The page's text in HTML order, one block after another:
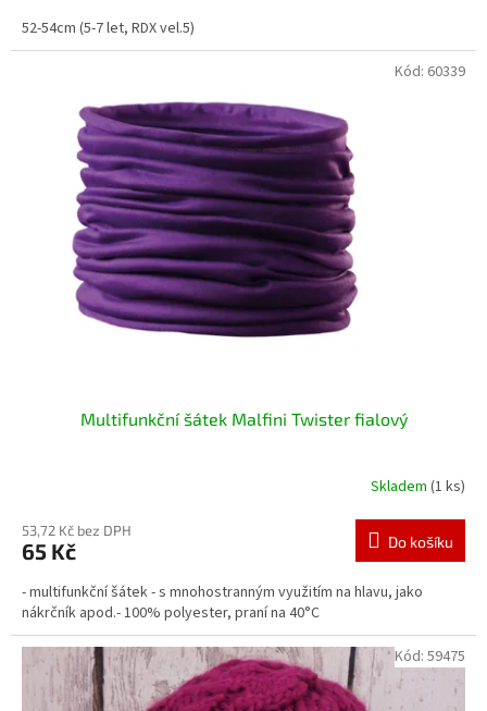
52-54cm (5-7 let, RDX vel.5)
Multifunkční šátek Malfini Twister fialový
Skladem (1 ks)
53,72 Kč bez DPH
65 Kč Do košíku
- multifunkční šátek - s mnohostranným využitím na hlavu, jako
nákrčník apod.- 100% polyester, praní na 40°C
Kód: 60339
Kód: 59475